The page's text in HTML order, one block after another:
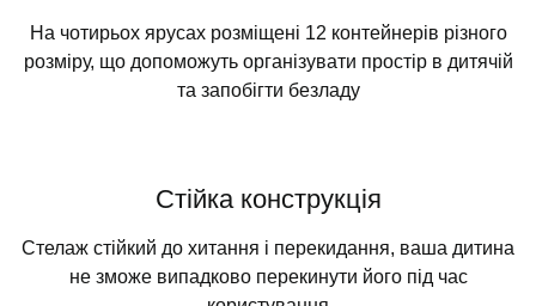
На чотирьох ярусах розміщені 12 контейнерів різного
розміру, що допоможуть організувати простір в дитячій
та запобігти безладу
Стійка конструкція
Стелаж стійкий до хитання і перекидання, ваша дитина
не зможе випадково перекинути його під час